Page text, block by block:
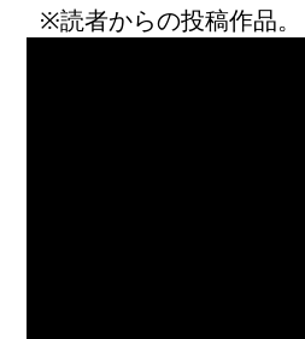
※読者からの投稿作品